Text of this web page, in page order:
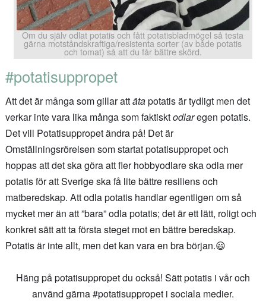
Om du själv odlat potatis och fått potatisbladmögel så testa
gärna motståndskraftiga/resistenta sorter (av både potatis
och tomat) så att du får bättre skörd.
#potatisuppropet
Att det är många som gillar attätapotatis är tydligt men det
verkar inte vara lika många som faktisktodlaregen potatis.
Det vill Potatisuppropet ändra på! Det är
Omställningsrörelsen som startat potatisuppropet och
hoppas att det ska göra att fler hobbyodlare ska odla mer
potatis för att Sverige ska få lite bättre resiliens och
matberedskap. Att odla potatis handlar egentligen om så
mycket mer än att ”bara” odla potatis; det är ett lätt, roligt och
konkret sätt att ta första steget mot en bättre beredskap.
Potatis är inte allt, men det kan vara en bra början.😃
Häng på potatisuppropet du också! Sätt potatis i vår och
använd gärna #potatisuppropet i sociala medier.